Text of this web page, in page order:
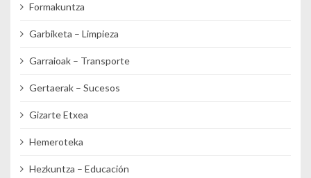
Formakuntza
Garbiketa – Limpieza
Garraioak – Transporte
Gertaerak – Sucesos
Gizarte Etxea
Hemeroteka
Hezkuntza – Educación